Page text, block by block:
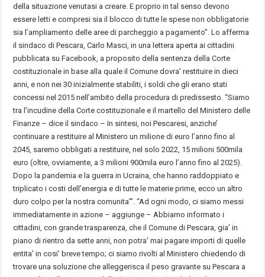
della situazione venutasi a creare. E proprio in tal senso devono
essere letti e compresi sia il blocco di tutte le spese non obbligatorie
sia l’ampliamento delle aree di parcheggio a pagamento”. Lo afferma
il sindaco di Pescara, Carlo Masci, in una lettera aperta ai cittadini
pubblicata su Facebook, a proposito della sentenza della Corte
costituzionale in base alla quale il Comune dovra’ restituire in dieci
anni, e non nei 30 inizialmente stabiliti, i soldi che gli erano stati
concessi nel 2015 nell’ambito della procedura di predissesto. “Siamo
tra l’incudine della Corte costituzionale e il martello del Ministero delle
Finanze – dice il sindaco – In sintesi, noi Pescaresi, anziche’
continuare a restituire al Ministero un milione di euro l’anno fino al
2045, saremo obbligati a restituire, nel solo 2022, 15 milioni 500mila
euro (oltre, ovviamente, a 3 milioni 900mila euro l’anno fino al 2025).
Dopo la pandemia e la guerra in Ucraina, che hanno raddoppiato e
triplicato i costi dell’energia e di tutte le materie prime, ecco un altro
duro colpo per la nostra comunita’”. “Ad ogni modo, ci siamo messi
immediatamente in azione – aggiunge – Abbiamo informato i
cittadini, con grande trasparenza, che il Comune di Pescara, gia’ in
piano di rientro da sette anni, non potra’ mai pagare importi di quelle
entita’ in cosi’ breve tempo; ci siamo rivolti al Ministero chiedendo di
trovare una soluzione che alleggerisca il peso gravante su Pescara a